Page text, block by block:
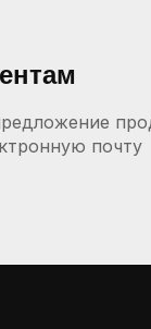
почту